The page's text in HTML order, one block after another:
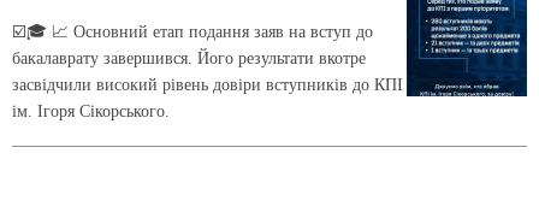
☑️🎓 📈 Основний етап подання заяв на вступ до
бакалаврату завершився. Його результати вкотре
засвідчили високий рівень довіри вступників до КПІ
ім. Ігоря Сікорського.